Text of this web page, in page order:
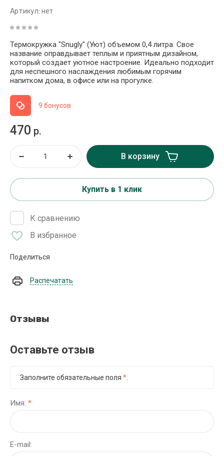
Артикул: нет
Термокружка "Snugly" (Уют) объемом 0,4 литра. Свое
название оправдывает теплым и приятным дизайном,
который создает уютное настроение. Идеально подходит
для неспешного наслаждения любимым горячим
напитком дома, в офисе или на прогулке.
9 бонусов
470 р.
В корзину
Купить в 1 клик
К сравнению
В избранное
Поделиться
Распечатать
Отзывы
Оставьте отзыв
Заполните обязательные поля *.
Имя: *
E-mail: